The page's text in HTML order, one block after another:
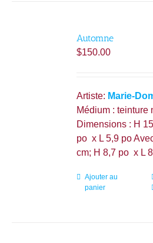
Automne
$150.00
Artiste: Marie-
Médium : teinture
Dimensions : H
po x L 5,9 po
cm; H 8,7 po x L
Ajouter au
panier